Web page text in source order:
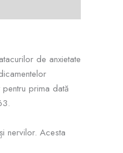
de anxietate
prima dată
nervilor. Acesta